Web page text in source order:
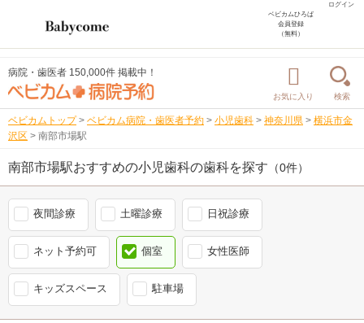
ログイン
ベビカムひろば
会員登録
（無料）
病院・歯医者 150,000件 掲載中！
お気に入り 検索
ベビカムトップ > ベビカム病院・歯医者予約 > 小児歯科 > 神奈川県 > 横浜市金
沢区 > 南部市場駅
南部市場駅おすすめの小児歯科の歯科を探す （0件）
夜間診療 土曜診療 日祝診療
ネット予約可 個室 女性医師
キッズスペース 駐車場